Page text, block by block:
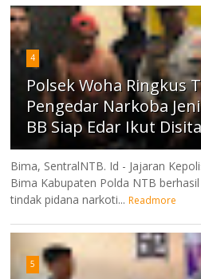
4
Polsek Woha Ringkus
Pengedar Narkoba
BB Siap Edar Ikut Disita
Bima, SentralNTB. Id - Jajaran
Bima Kabupaten Polda NTB
tindak pidana narkoti... Readmore
5